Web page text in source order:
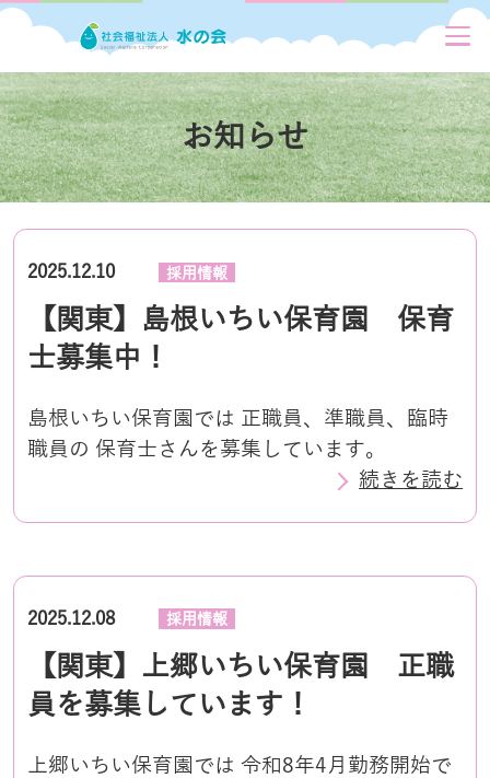
お知らせ
2025.12.10 採用情報
【関東】島根いちい保育園 保育
士募集中！
島根いちい保育園では 正職員、準職員、臨時
職員の 保育士さんを募集しています。
続きを読む
2025.12.08 採用情報
【関東】上郷いちい保育園 正職
員を募集しています！
上郷いちい保育園では 令和8年4月勤務開始で